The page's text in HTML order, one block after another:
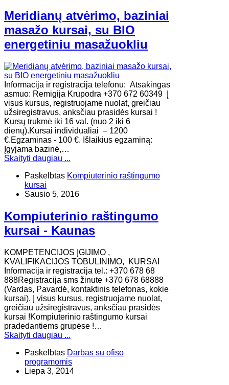
Meridianų atvėrimo, baziniai
masažo kursai, su BIO
energetiniu masažuokliu
Informacija ir registracija telefonu: Atsakingas
asmuo: Remigija Krupodra +370 672 60349 Į
visus kursus, registruojame nuolat, greičiau
užsiregistravus, anksčiau prasidės kursai !
Kursų trukmė iki 16 val. (nuo 2 iki 6
dienų).Kursai individualiai – 1200
€.Egzaminas - 100 €. Išlaikius egzaminą:
Įgyjama bazinė,…
Skaityti daugiau ...
Paskelbtas Kompiuterinio raštingumo
kursai
Sausio 5, 2016
Kompiuterinio raštingumo
kursai - Kaunas
KOMPETENCIJOS ĮGIJIMO ,
KVALIFIKACIJOS TOBULINIMO, KURSAI
Informacija ir registracija tel.: +370 678 68
888Registracija sms žinute +370 678 68888
(Vardas, Pavardė, kontaktinis telefonas, kokie
kursai). Į visus kursus, registruojame nuolat,
greičiau užsiregistravus, anksčiau prasidės
kursai !Kompiuterinio raštingumo kursai
pradedantiems grupėse !…
Skaityti daugiau ...
Paskelbtas Darbas su ofiso
programomis
Liepa 3, 2014